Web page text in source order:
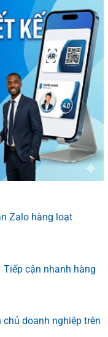
Zalo hàng loạt
cận nhanh hàng
doanh nghiệp trên